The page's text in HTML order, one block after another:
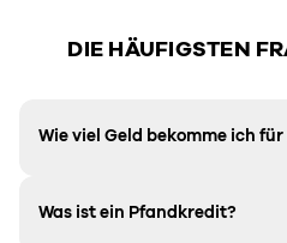
DIE HÄUFIGSTEN
Wie viel Geld bekomme ich für
Was ist ein Pfandkredit?